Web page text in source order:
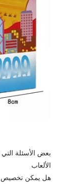
بعض الأسئلة
الألعاب
هل يمكن تخصيص